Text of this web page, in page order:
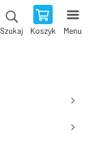
Szukaj Koszyk Menu